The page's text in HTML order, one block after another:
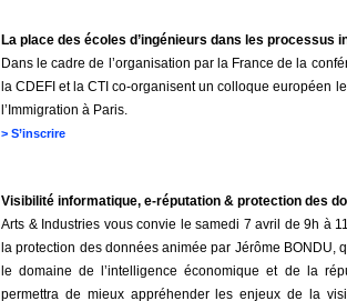
La place des écoles d’ingénieurs dans les processus
Dans le cadre de l’organisation par la France de la
la CDEFI et la CTI co-organisent un colloque européen
l’Immigration à Paris.
> S’inscrire
Visibilité informatique, e-réputation & protection des
Arts & Industries vous convie le samedi 7 avril de 9h à
la protection des données animée par Jérôme BONDU,
le domaine de l’intelligence économique et de la
permettra de mieux appréhender les enjeux de la